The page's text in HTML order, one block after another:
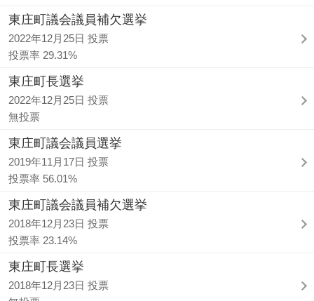
東庄町議会議員補欠選挙
2022年12月25日 投票
投票率 29.31%
東庄町長選挙
2022年12月25日 投票
無投票
東庄町議会議員選挙
2019年11月17日 投票
投票率 56.01%
東庄町議会議員補欠選挙
2018年12月23日 投票
投票率 23.14%
東庄町長選挙
2018年12月23日 投票